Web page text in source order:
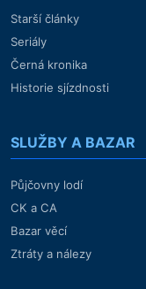
Starší články
Seriály
Černá kronika
Historie sjízdnosti
SLUŽBY A BAZAR
Půjčovny lodí
CK a CA
Bazar věcí
Ztráty a nálezy